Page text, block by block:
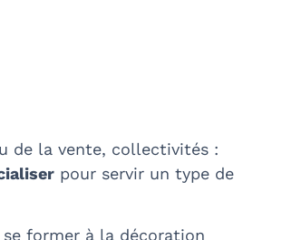
de la vente, collectivités :
pour servir un type de
former à la décoration